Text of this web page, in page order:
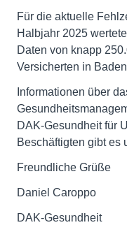
Für die aktuelle
Halbjahr 2025
Daten von knapp
Versicherten in
Informationen über
DAK-Gesundheit für
Beschäftigten gibt es
Freundliche Grüße
Daniel Caroppo
DAK-Gesundheit